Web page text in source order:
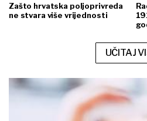
Zašto hrvatska poljoprivreda
ne stvara više vrijednosti
UČITAJ